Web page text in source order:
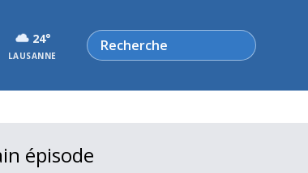
24°
LAUSANNE
Rechercher
épisode